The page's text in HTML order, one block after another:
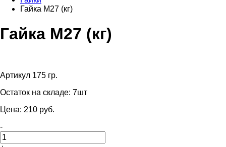
Гайка М27 (кг)
Гайка М27 (кг)
Артикул 175 гр.
Остаток на складе: 7шт
Цена: 210 pуб.
-